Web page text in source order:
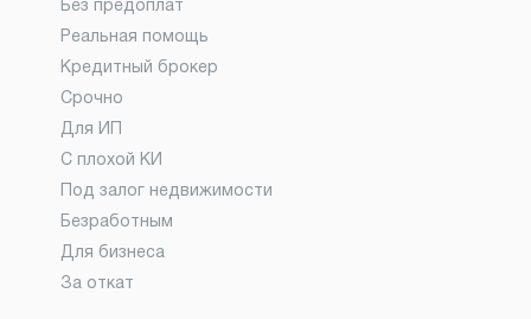
Без предоплат
Реальная помощь
Кредитный брокер
Срочно
Для ИП
С плохой КИ
Под залог недвижимости
Безработным
Для бизнеса
За откат